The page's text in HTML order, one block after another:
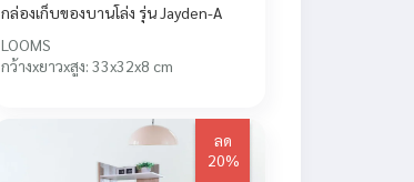
กล่องเก็บของบานโล่ง รุ่น Jayden-A
LOOMS
กว้างxยาวxสูง: 33x32x8 cm
ลด
20%